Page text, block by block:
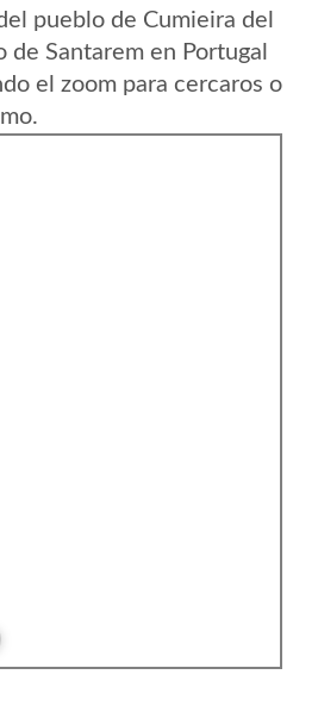
pueblo de Cumieira del
Santarem en Portugal
el zoom para cercaros o